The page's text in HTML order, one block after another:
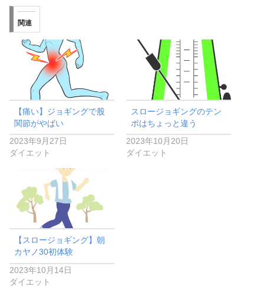
関連
【痛い】ジョギングで股
関節がやばい
2023年9月27日
ダイエット
スロージョギングのテン
ポはちょっと違う
2023年10月20日
ダイエット
【スロージョギング】朝
カヤノ30初体験
2023年10月14日
ダイエット